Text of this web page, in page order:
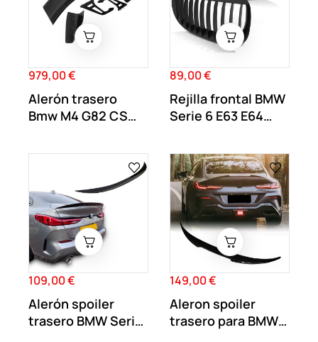
Precio
979,00 €
Alerón trasero
Bmw M4 G82 CS
Precio
89,00 €
Rejilla frontal BMW
Serie 6 E63 E64
Precio
109,00 €
Alerón spoiler
trasero BMW Serie
Precio
149,00 €
Aleron spoiler
trasero para BMW